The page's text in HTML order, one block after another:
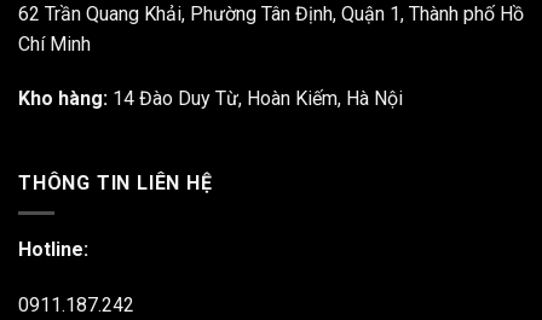
62 Trần Quang Khải, Phường Tân Định, Quận 1, Thành phố Hồ
Chí Minh
Kho hàng: 14 Đào Duy Từ, Hoàn Kiếm, Hà Nội
THÔNG TIN LIÊN HỆ
Hotline:
0911.187.242